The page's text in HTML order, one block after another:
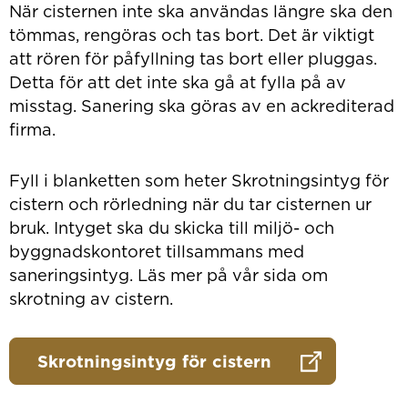
När cisternen inte ska användas längre ska den
tömmas, rengöras och tas bort. Det är viktigt
att rören för påfyllning tas bort eller pluggas.
Detta för att det inte ska gå at fylla på av
misstag. Sanering ska göras av en ackrediterad
firma.
Fyll i blanketten som heter Skrotningsintyg för
cistern och rörledning när du tar cisternen ur
bruk. Intyget ska du skicka till miljö- och
byggnadskontoret tillsammans med
saneringsintyg. Läs mer på vår sida om
skrotning av cistern.
Skrotningsintyg för cistern